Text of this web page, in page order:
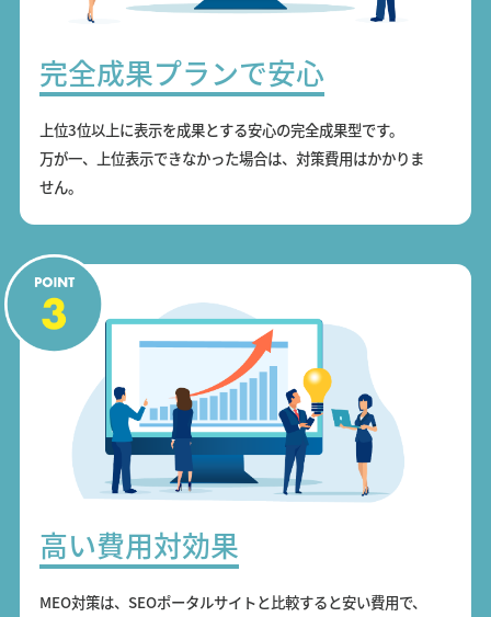
完全成果プランで安心
上位3位以上に表示を成果とする安心の完全成果型です。
万が一、上位表示できなかった場合は、対策費用はかかりま
せん。
高い費用対効果
MEO対策は、SEOポータルサイトと比較すると安い費用で、